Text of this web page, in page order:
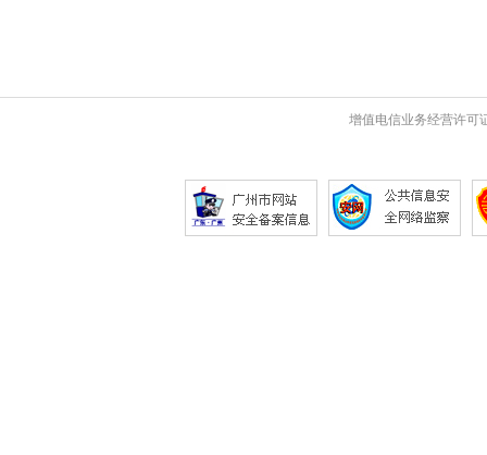
增值电信业务经营许